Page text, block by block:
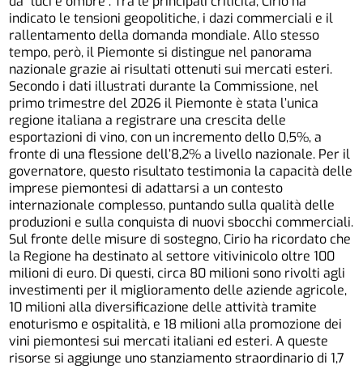
indicato le tensioni geopolitiche, i dazi commerciali e il
rallentamento della domanda mondiale. Allo stesso
tempo, però, il Piemonte si distingue nel panorama
nazionale grazie ai risultati ottenuti sui mercati esteri.
Secondo i dati illustrati durante la Commissione, nel
primo trimestre del 2026 il Piemonte è stata l’unica
regione italiana a registrare una crescita delle
esportazioni di vino, con un incremento dello 0,5%, a
fronte di una flessione dell’8,2% a livello nazionale. Per il
governatore, questo risultato testimonia la capacità delle
imprese piemontesi di adattarsi a un contesto
internazionale complesso, puntando sulla qualità delle
produzioni e sulla conquista di nuovi sbocchi commerciali.
Sul fronte delle misure di sostegno, Cirio ha ricordato che
la Regione ha destinato al settore vitivinicolo oltre 100
milioni di euro. Di questi, circa 80 milioni sono rivolti agli
investimenti per il miglioramento delle aziende agricole,
10 milioni alla diversificazione delle attività tramite
enoturismo e ospitalità, e 18 milioni alla promozione dei
vini piemontesi sui mercati italiani ed esteri. A queste
risorse si aggiunge uno stanziamento straordinario di 1,7